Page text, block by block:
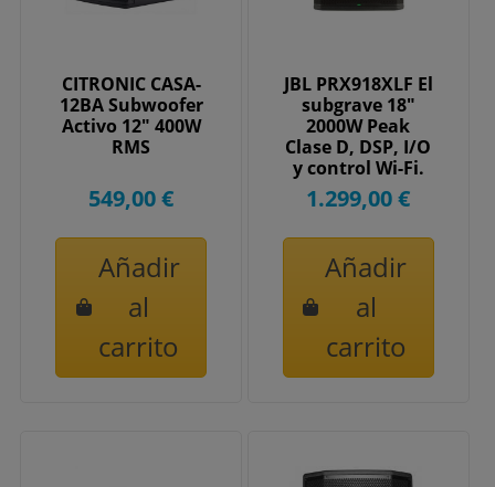
CITRONIC CASA-
12BA Subwoofer
Activo 12" 400W
RMS
549,00 €
Añadir
al
carrito
JBL PRX918XLF El
subgrave 18"
2000W Peak
Clase D, DSP, I/O
y control Wi-Fi.
1.299,00 €
Añadir
al
carrito